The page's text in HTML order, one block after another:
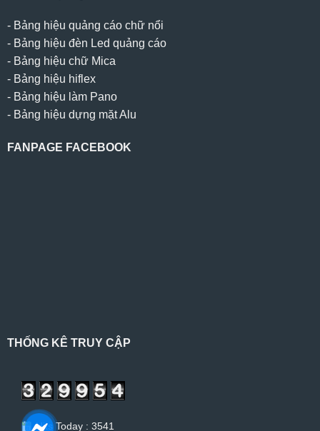
- Bảng hiệu quảng cáo chữ nổi
- Bảng hiệu đèn Led quảng cáo
- Bảng hiệu chữ Mica
- Bảng hiệu hiflex
- Bảng hiệu làm Pano
- Bảng hiệu dựng mặt Alu
FANPAGE FACEBOOK
THỐNG KÊ TRUY CẬP
Hits Today : 3541